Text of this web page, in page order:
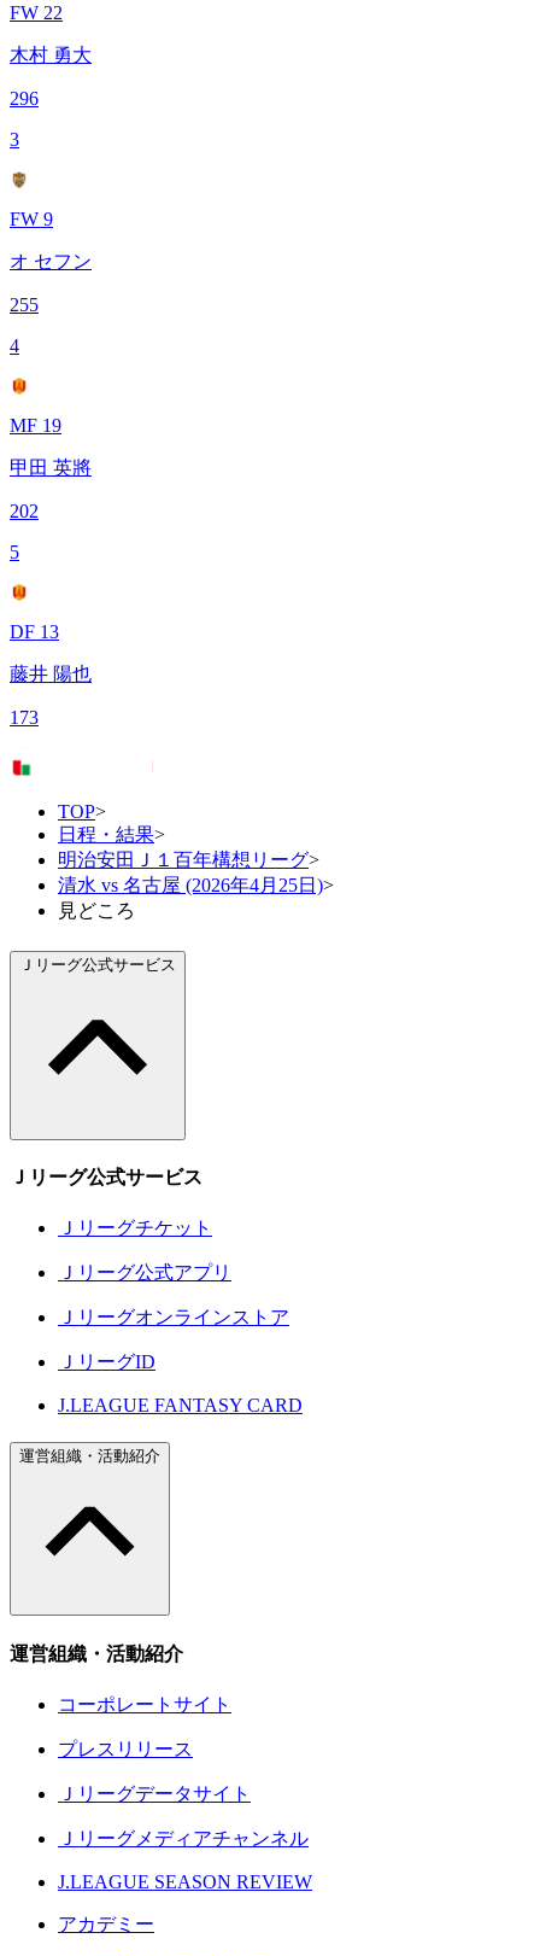
FW 22
木村 勇大
296
3
FW 9
オ セフン
255
4
MF 19
甲田 英將
202
5
DF 13
藤井 陽也
173
TOP>
日程・結果>
明治安田Ｊ１百年構想リーグ>
清水 vs 名古屋 (2026年4月25日)>
見どころ
Ｊリーグ公式サービス
Ｊリーグ公式サービス
Ｊリーグチケット
Ｊリーグ公式アプリ
Ｊリーグオンラインストア
ＪリーグID
J.LEAGUE FANTASY CARD
運営組織・活動紹介
運営組織・活動紹介
コーポレートサイト
プレスリリース
Ｊリーグデータサイト
Ｊリーグメディアチャンネル
J.LEAGUE SEASON REVIEW
アカデミー